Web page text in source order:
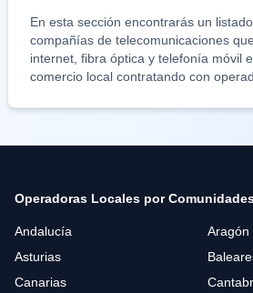
En esta sección encontrarás un
compañías de telecomunicaciones
internet, fibra óptica y telefonía móvil
comercio local contratando con
Operadoras Locales por
Andalucía
Aragón
Asturias
Canarias